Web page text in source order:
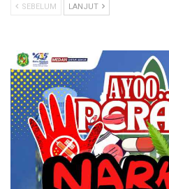
SEBELUM LANJUT